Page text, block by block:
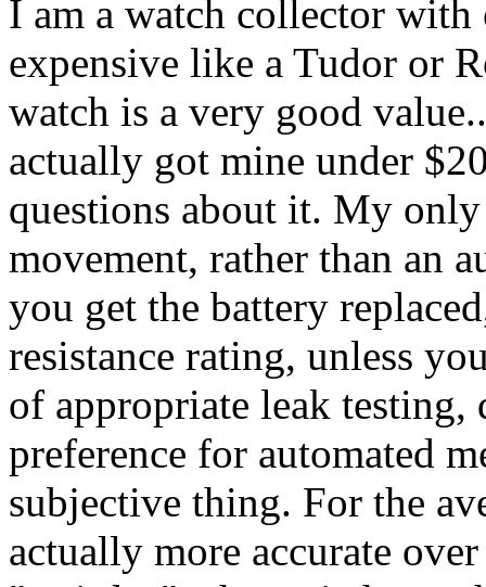
I am a watch collector
expensive like a Tudor or
watch is a very good
actually got mine under
questions about it. My
movement, rather than an
you get the battery
resistance rating, unless
of appropriate leak testing,
preference for automated
subjective thing. For the
actually more accurate